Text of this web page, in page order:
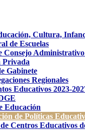
Cultura,
de Escuelas
Consejo
Privada
Gabinete
Regionales
Educativos 2023-
Educación
de Políticas
Centros Educativos